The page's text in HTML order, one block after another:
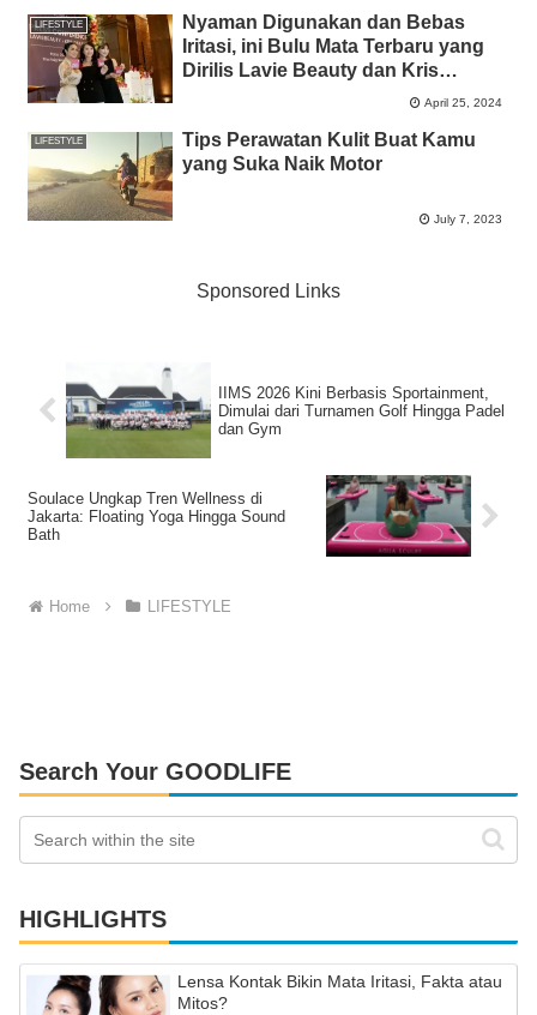
LIFESTYLE
Nyaman Digunakan dan Bebas
Iritasi, ini Bulu Mata Terbaru yang
Dirilis Lavie Beauty dan Kris
April 25, 2024
LIFESTYLE
Tips Perawatan Kulit Buat Kamu
yang Suka Naik Motor
July 7, 2023
Sponsored Links
IIMS 2026 Kini Berbasis Sportainment,
Dimulai dari Turnamen Golf Hingga Padel
dan Gym
Soulace Ungkap Tren Wellness di
Jakarta: Floating Yoga Hingga Sound
Bath
Home LIFESTYLE
Search Your GOODLIFE
HIGHLIGHTS
Lensa Kontak Bikin Mata Iritasi, Fakta atau
Mitos?